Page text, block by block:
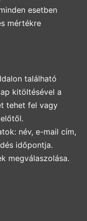
esetben
mértékre
található
kitöltésével a
tehet fel vagy
név, e-mail cím,
időpontja.
megválaszolása.